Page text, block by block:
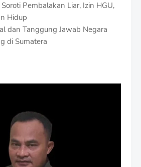
Pembalakan Liar, Izin HGU,
Hidup
dan Tanggung Jawab Negara
di Sumatera